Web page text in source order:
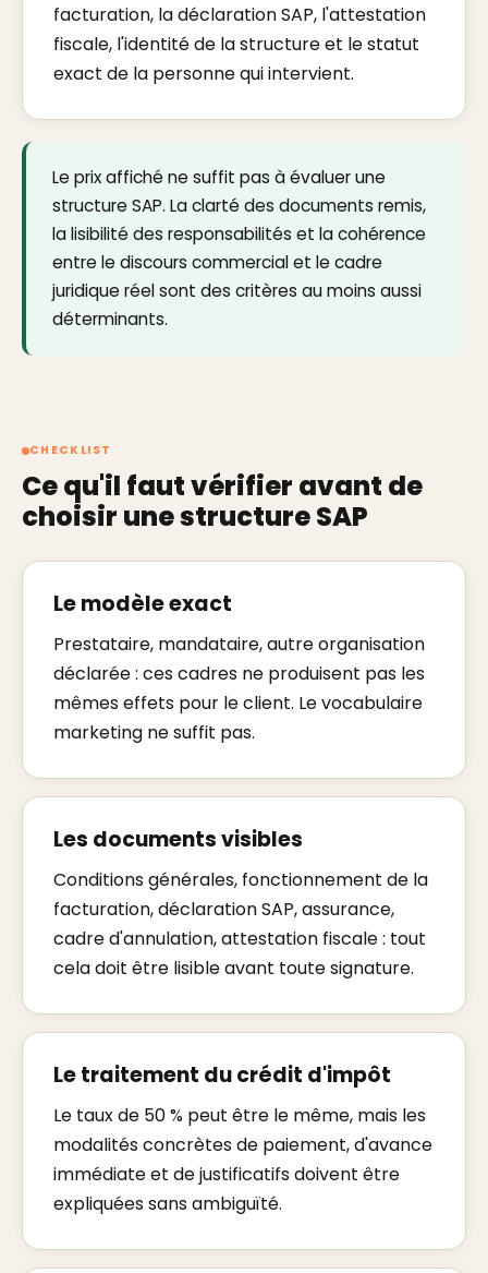
facturation, la déclaration SAP, l'attestation
fiscale, l'identité de la structure et le statut
exact de la personne qui intervient.
Le prix affiché ne suffit pas à évaluer une
structure SAP. La clarté des documents remis,
la lisibilité des responsabilités et la cohérence
entre le discours commercial et le cadre
juridique réel sont des critères au moins aussi
déterminants.
CHECKLIST
Ce qu'il faut vérifier avant de
choisir une structure SAP
Le modèle exact
Prestataire, mandataire, autre organisation
déclarée : ces cadres ne produisent pas les
mêmes effets pour le client. Le vocabulaire
marketing ne suffit pas.
Les documents visibles
Conditions générales, fonctionnement de la
facturation, déclaration SAP, assurance,
cadre d'annulation, attestation fiscale : tout
cela doit être lisible avant toute signature.
Le traitement du crédit d'impôt
Le taux de 50 % peut être le même, mais les
modalités concrètes de paiement, d'avance
immédiate et de justificatifs doivent être
expliquées sans ambiguïté.